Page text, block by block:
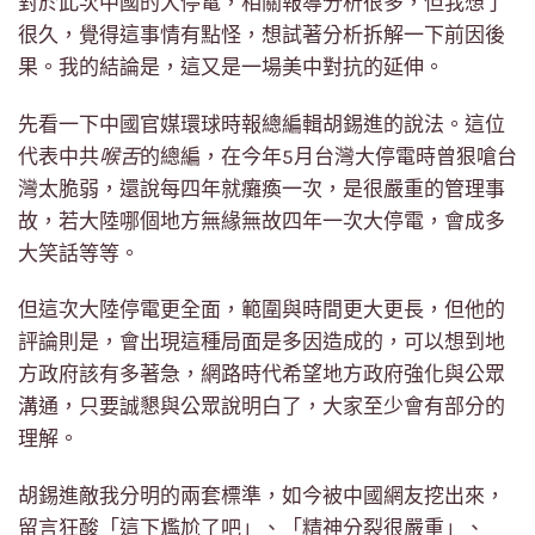
很久，覺得這事情有點怪，想試著分析拆解一下前因後
果。我的結論是，這又是一場美中對抗的延伸。
先看一下中國官媒環球時報總編輯胡錫進的說法。這位
代表中共喉舌的總編，在今年5月台灣大停電時曾狠嗆台
灣太脆弱，還說每四年就癱瘓一次，是很嚴重的管理事
故，若大陸哪個地方無緣無故四年一次大停電，會成多
大笑話等等。
但這次大陸停電更全面，範圍與時間更大更長，但他的
評論則是，會出現這種局面是多因造成的，可以想到地
方政府該有多著急，網路時代希望地方政府強化與公眾
溝通，只要誠懇與公眾說明白了，大家至少會有部分的
理解。
胡錫進敵我分明的兩套標準，如今被中國網友挖出來，
留言狂酸「這下尷尬了吧」、「精神分裂很嚴重」、